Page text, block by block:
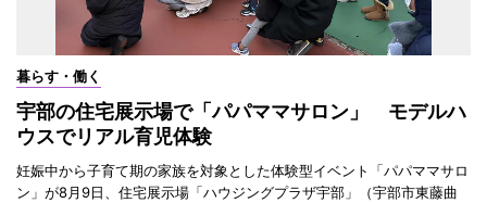
暮らす・働く
宇部の住宅展示場で「パパママサロン」 モデルハ
ウスでリアル育児体験
妊娠中から子育て期の家族を対象とした体験型イベント「パパママサロ
ン」が8月9日、住宅展示場「ハウジングプラザ宇部」（宇部市東藤曲